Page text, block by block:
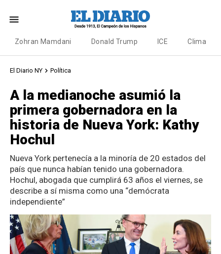
Zohran Mamdani Donald Trump ICE Clima
El Diario NY Política
A la medianoche asumió la
primera gobernadora en la
historia de Nueva York: Kathy
Hochul
Nueva York pertenecía a la minoría de 20 estados del
país que nunca habían tenido una gobernadora.
Hochul, abogada que cumplirá 63 años el viernes, se
describe a sí misma como una “demócrata
independiente”